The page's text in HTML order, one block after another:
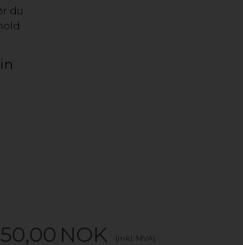
NOK (inkl. MVA)
du